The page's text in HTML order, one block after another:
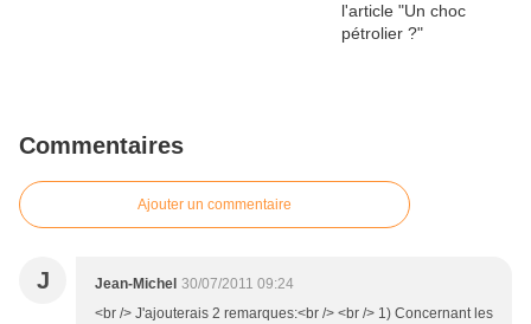
Commentaires
Ajouter un commentaire
J Jean-Michel 30/07/2011 09:24
<br /> J'ajouterais 2 remarques:<br /> <br /> 1) Concernant les